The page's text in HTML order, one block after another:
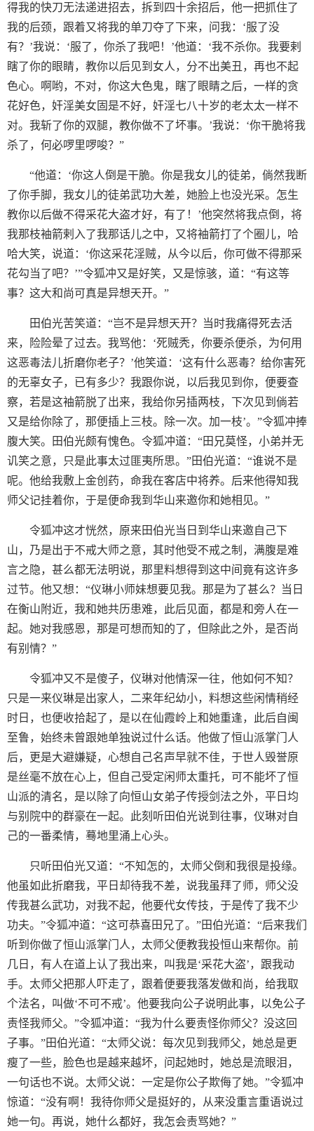
得我的快刀无法递进招去，拆到四十余招后，他一把抓住了
我的后颈，跟着又将我的单刀夺了下来，问我：‘服了没
有？’我说：‘服了，你杀了我吧！’他道：‘我不杀你。我要剌
瞎了你的眼睛，教你以后见到女人，分不出美丑，再也不起
色心。啊哟，不对，你这大色鬼，瞎了眼睛之后，一样的贪
花好色，奸淫美女固是不好，奸淫七八十岁的老太太一样不
对。我斩了你的双腿，教你做不了坏事。’我说：‘你干脆将我
杀了，何必啰里啰唆？”
“他道：‘你这人倒是干脆。你是我女儿的徒弟，倘然我断
了你手脚，我女儿的徒弟武功大差，她脸上也没光采。怎生
教你以后做不得采花大盗才好，有了！’他突然将我点倒，将
我那枝袖箭剌入了我那话儿之中，又将袖箭打了个圈儿，哈
哈大笑，说道：‘你这采花淫贼，从今以后，你可做不得那采
花勾当了吧？’”令狐冲又是好笑，又是惊骇，道：“有这等
事？这大和尚可真是异想天开。”
田伯光苦笑道：“岂不是异想天开？当时我痛得死去活
来，险险晕了过去。我骂他：‘死贼秃，你要杀便杀，为何用
这恶毒法儿折磨你老子？’他笑道：‘这有什么恶毒？给你害死
的无辜女子，已有多少？我跟你说，以后我见到你，便要查
察，若是这袖箭脱了出来，我给你另插两枝，下次见到倘若
又是给你除了，那便插上三枝。除一次。加一枝’。”令狐冲捧
腹大笑。田伯光颇有愧色。令狐冲道：“田兄莫怪，小弟并无
讥笑之意，只是此事太过匪夷所思。”田伯光道：“谁说不是
呢。他给我敷上金创药，命我在客店中将养。后来他得知我
师父记挂着你，于是便命我到华山来邀你和她相见。”
令狐冲这才恍然，原来田伯光当日到华山来邀自己下
山，乃是出于不戒大师之意，其时他受不戒之制，满腹是难
言之隐，甚么都无法明说，那里料想得到这中间竟有这许多
过节。他又想：“仪琳小师妹想要见我。那是为了甚么？当日
在衡山附近，我和她共历患难，此后见面，都是和旁人在一
起。她对我感恩，那是可想而知的了，但除此之外，是否尚
有别情？”
令狐冲又不是傻子，仪琳对他情深一往，他如何不知？
只是一来仪琳是出家人，二来年纪幼小，料想这些闲情稍经
时日，也便收拾起了，是以在仙霞岭上和她重逢，此后自闽
至鲁，始终未曾跟她单独说过什么话。他做了恒山派掌门人
后，更是大避嫌疑，心想自己名声早就不佳，于世人毁誉原
是丝毫不放在心上，但自己受定闲师太重托，可不能坏了恒
山派的清名，是以除了向恒山女弟子传授剑法之外，平日均
与别院中的群豪在一起。此刻听田伯光说到往事，仪琳对自
己的一番柔情，蓦地里涌上心头。
只听田伯光又道：“不知怎的，太师父倒和我很是投缘。
他虽如此折磨我，平日却待我不差，说我虽拜了师，师父没
传我甚么武功，对我不起，他要代女传技，于是传了我不少
功夫。”令狐冲道：“这可恭喜田兄了。”田伯光道：“后来我们
听到你做了恒山派掌门人，太师父便教我投恒山来帮你。前
几日，有人在道上认了我出来，叫我是‘采花大盗’，跟我动
手。太师父把那人吓走了，跟着便要我落发做和尚，给我取
个法名，叫做‘不可不戒’。他要我向公子说明此事，以免公子
责怪我师父。”令狐冲道：“我为什么要责怪你师父？没这回
子事。”田伯光道：“太师父说：每次见到我师父，她总是更
瘦了一些，脸色也是越来越坏，问起她时，她总是流眼泪，
一句话也不说。太师父说：一定是你公子欺侮了她。”令狐冲
惊道：“没有啊！我待你师父是挺好的，从来没重言重语说过
她一句。再说，她什么都好，我怎会责骂她？”